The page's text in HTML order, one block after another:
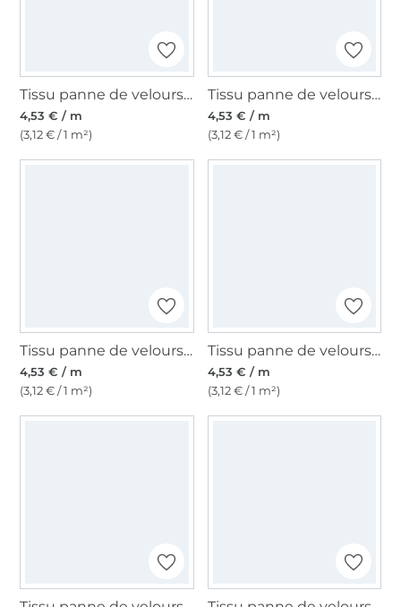
Tissu panne de velours, jaune soleil
4,53 € / m
(3,12 € / 1 m²)
Tissu panne de velours, vert gazon
4,53 € / m
(3,12 € / 1 m²)
Tissu panne de velours, vert sapin
4,53 € / m
(3,12 € / 1 m²)
Tissu panne de velours, marron clair
4,53 € / m
(3,12 € / 1 m²)